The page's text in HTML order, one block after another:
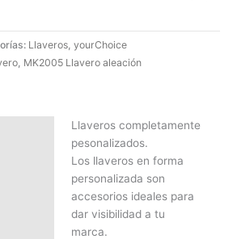
Llaveros,yourChoice
, MK2005 Llavero aleación
Llaveros completamente
pesonalizados.
Los llaveros en forma
personalizada son
accesorios ideales para
dar visibilidad a tu
marca.